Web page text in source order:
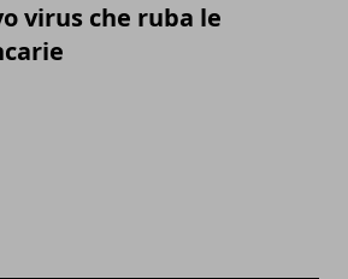
virus che ruba le